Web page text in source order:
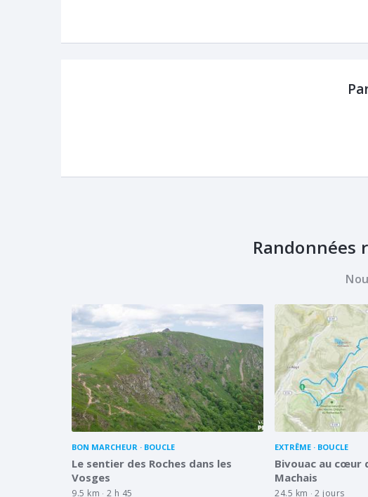
Randonnées
BON MARCHEUR BOUCLE
Le sentier des Roches dans les
Vosges
9.5 km 2 h 45
EXTRÊME BOUCLE
Bivouac au cœur
Machais
24.5 km 2 jours